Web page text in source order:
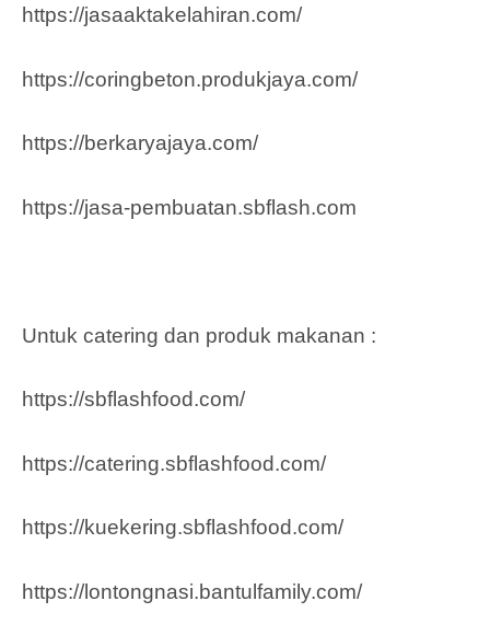
https://jasaaktakelahiran.com/
https://coringbeton.produkjaya.com/
https://berkaryajaya.com/
https://jasa-pembuatan.sbflash.com
Untuk catering dan produk makanan :
https://sbflashfood.com/
https://catering.sbflashfood.com/
https://kuekering.sbflashfood.com/
https://lontongnasi.bantulfamily.com/